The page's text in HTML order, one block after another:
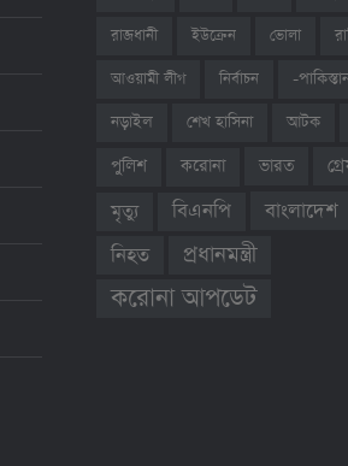
রাজধানী ইউক্রেন ভোলা
আওয়ামী লীগ
নির্বাচন
-
নড়াইল
শেখ হাসিনা আটক
পুলিশ
করোনা ভারত
মৃত্যু
বিএনপি
বাংলাদেশ
নিহত
প্রধানমন্ত্রী
করোনা আপডেট